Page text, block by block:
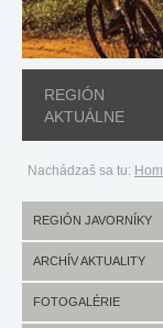
REGIÓN
AKTUÁLNE
Nachádzaš sa tu:
REGIÓN JAVORNÍKY
ARCHÍV AKTUALITY
FOTOGALÉRIE